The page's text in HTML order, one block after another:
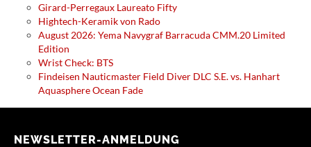
Girard-Perregaux Laureato Fifty
Hightech-Keramik von Rado
August 2026: Yema Navygraf Barracuda CMM.20 Limited
Edition
Wrist Check: BTS
Findeisen Nauticmaster Field Diver DLC S.E. vs. Hanhart
Aquasphere Ocean Fade
NEWSLETTER-ANMELDUNG